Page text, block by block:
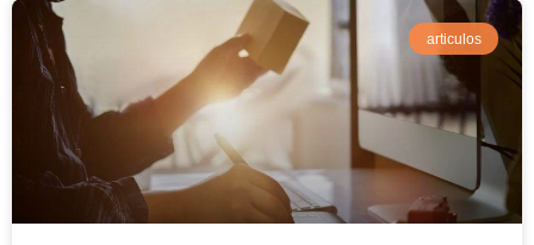
articulos